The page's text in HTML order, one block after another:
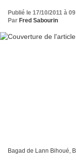
Publié le 17/10/2011 à
Par Fred Sabourin
Bagad de Lann Bihoué,